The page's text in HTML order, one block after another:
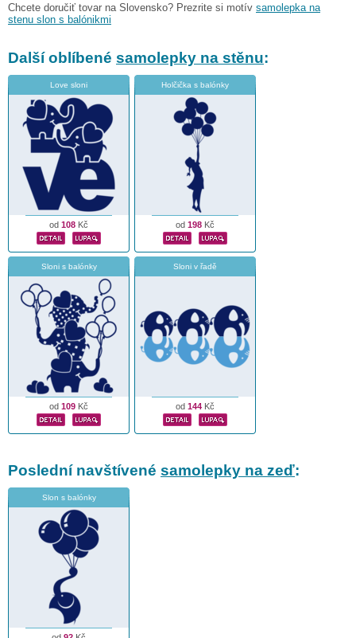
Chcete doručiť tovar na Slovensko? Prezrite si motív samolepka na
stenu slon s balónikmi
Další oblíbené samolepky na stěnu:
Love sloni
od 108 Kč
Holčička s balónky
od 198 Kč
Sloni s balónky
od 109 Kč
Sloni v řadě
od 144 Kč
Poslední navštívené samolepky na zeď:
Slon s balónky